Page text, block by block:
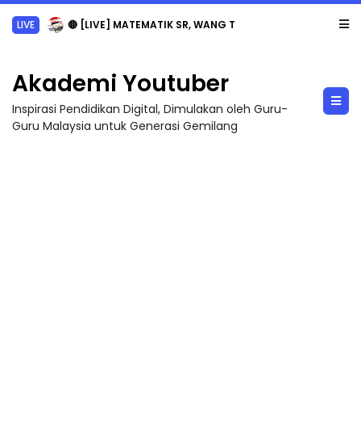
LIVE 🔴 [LIVE] MATEMATIK SR, WANG TAHUN 6 OLEH CIKGU ANITA #ALLINONE #141 #...
Akademi Youtuber
Inspirasi Pendidikan Digital, Dimulakan oleh Guru-
Guru Malaysia untuk Generasi Gemilang